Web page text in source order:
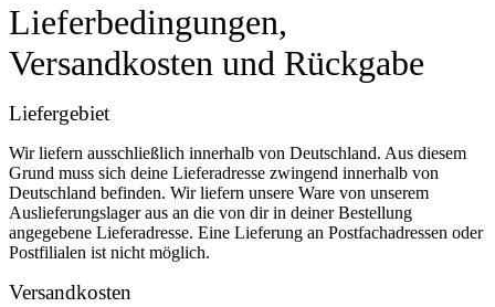
Lieferbedingungen,
Versandkosten und Rückgabe
Liefergebiet
Wir liefern ausschließlich innerhalb von Deutschland. Aus diesem
Grund muss sich deine Lieferadresse zwingend innerhalb von
Deutschland befinden. Wir liefern unsere Ware von unserem
Auslieferungslager aus an die von dir in deiner Bestellung
angegebene Lieferadresse. Eine Lieferung an Postfachadressen oder
Postfilialen ist nicht möglich.
Versandkosten